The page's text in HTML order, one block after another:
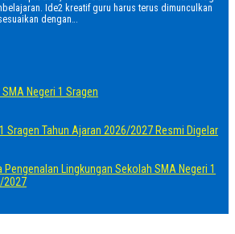
Ide2 kreatif guru harus terus dimunculkan
dengan…
SMA Negeri 1 Sragen
Sragen Tahun Ajaran 2026/2027 Resmi Digelar
Lingkungan Sekolah SMA Negeri 1
2027